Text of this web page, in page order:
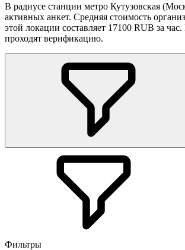
В радиусе станции метро Кутузовская
активных анкет. Средняя стоимость
этой локации составляет 17100 RUB за
проходят верификацию.
Фильтры